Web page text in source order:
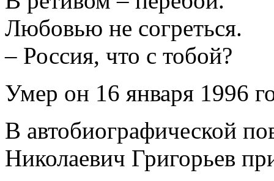
Любовью не согреться.
– Россия, что с тобой?
Умер он 16 января 1996
В автобиографической
Николаевич Григорьев